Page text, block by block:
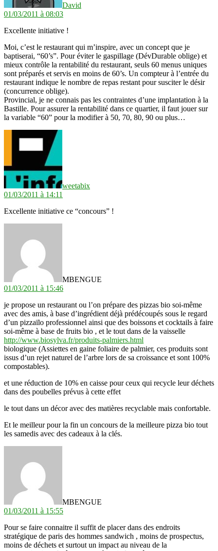
David
01/03/2011 à 08:03
Excellente initiative !
Moi, c’est le restaurant qui m’inspire, avec un concept que je
baptiserai, “60’s”. Pour éviter le gaspillage (DévDurable oblige) et
mieux contrôle la rentabilité du restaurant, seuls 60 menus uniques
sont préparés et servis en moins de 60’s. Un compteur à l’entrée du
restaurant indique le nombre de repas restant pour susciter le désir
(concurrence oblige).
Provincial, je ne connais pas les contraintes d’une implantation à la
Bastille. Pour assurer la rentabilité dans ce quartier, il faut jouer sur
la variable “60” pour la modifier à 50, 70, 80, 90 ou plus…
weetabix
01/03/2011 à 14:11
Excellente initiative ce “concours” !
MBENGUE
01/03/2011 à 15:46
je propose un restaurant ou l’on prépare des pizzas bio soi-même
avec des amis, à base d’ingrédient déjà prédécoupés sous le regard
d’un pizzaïlo professionnel ainsi que des boissons et cocktails à faire
soi-même à base de fruits bio , et le tout dans de la vaisselle
http://www.biosylva.fr/produits-palmiers.html
biologique (Assiettes en gaine foliaire de palmier, ces produits sont
issus d’un rejet naturel de l’arbre lors de sa croissance et sont 100%
compostables).
et une réduction de 10% en caisse pour ceux qui recycle leur déchets
dans des poubelles prévus à cette effet
le tout dans un décor avec des matières recyclable mais confortable.
Et le meilleur pour la fin un concours de la meilleure pizza bio tout
les samedis avec des cadeaux à la clés.
MBENGUE
01/03/2011 à 15:55
Pour se faire connaitre il suffit de placer dans des endroits
stratégique de paris des hommes sandwich , moins de prospectus,
moins de déchets et surtout un impact au niveau de la